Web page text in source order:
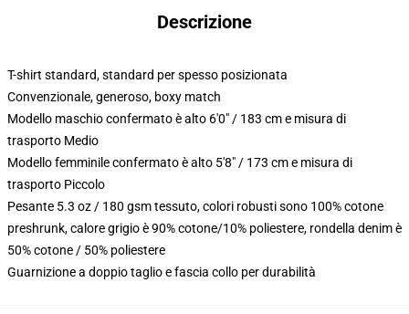
Descrizione
T-shirt standard, standard per spesso posizionata
Convenzionale, generoso, boxy match
Modello maschio confermato è alto 6'0" / 183 cm e misura di
trasporto Medio
Modello femminile confermato è alto 5'8" / 173 cm e misura di
trasporto Piccolo
Pesante 5.3 oz / 180 gsm tessuto, colori robusti sono 100% cotone
preshrunk, calore grigio è 90% cotone/10% poliestere, rondella denim è
50% cotone / 50% poliestere
Guarnizione a doppio taglio e fascia collo per durabilità